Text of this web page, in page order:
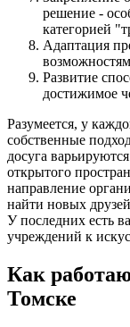
решение -
категорией
Адаптация
Развитие
достижимое
Разумеется, у
собственные
досуга
открытого
направление
найти новых
У последних есть
учреждений к
Как
Томске